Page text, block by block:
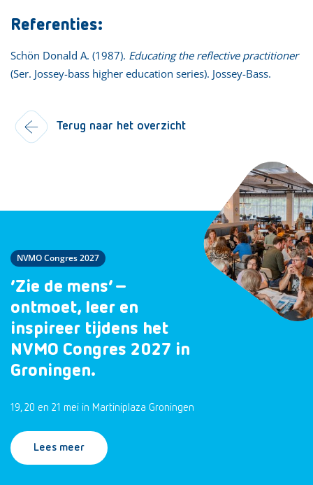
Referenties:
Schön Donald A. (1987). Educating the reflective practitioner
(Ser. Jossey-bass higher education series). Jossey-Bass.
Terug naar het overzicht
NVMO Congres 2027
‘Zie de mens’ –
ontmoet, leer en
inspireer tijdens het
NVMO Congres 2027 in
Groningen.
19, 20 en 21 mei in Martiniplaza Groningen
Lees meer